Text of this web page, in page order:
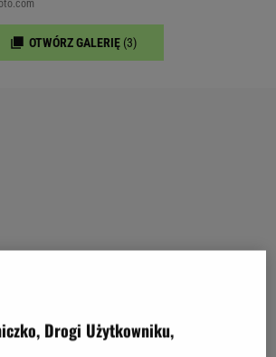
OTWÓRZ GALERIĘ (3)
Drogi Użytkowniku,